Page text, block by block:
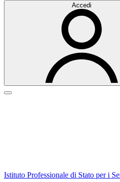
Accedi
Istituto Professionale di Stato per i